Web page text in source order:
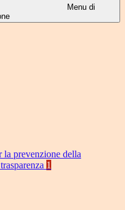
Menu di
la prevenzione della
1